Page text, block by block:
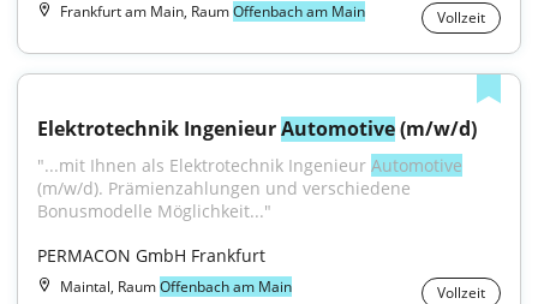
Frankfurt am Main, RaumOffenbach am Main Vollzeit
Elektrotechnik Ingenieur Automotive (m/w/d)
"...mit Ihnen als Elektrotechnik Ingenieur Automotive
(m/w/d). Prämienzahlungen und verschiedene
Bonusmodelle Möglichkeit..."
PERMACON GmbH Frankfurt
Maintal, RaumOffenbach am Main Vollzeit